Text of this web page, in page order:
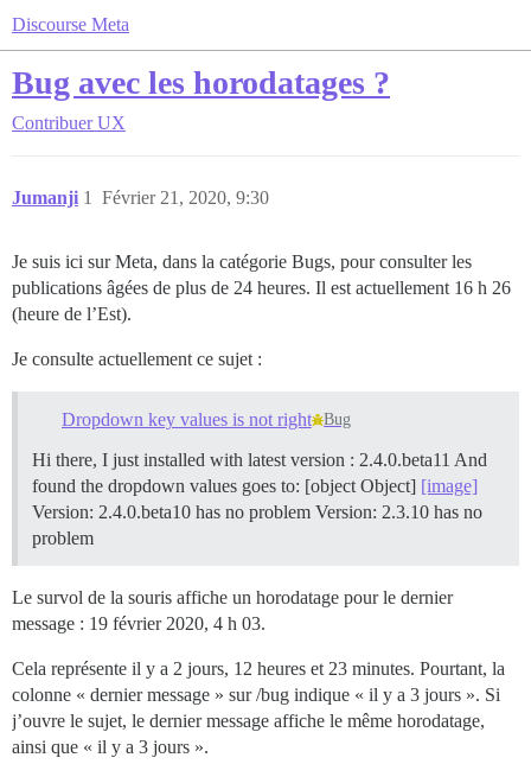
Discourse Meta
Bug avec les horodatages ?
Contribuer UX
Jumanji Février 21, 2020, 9:30
1
Je suis ici sur Meta, dans la catégorie Bugs, pour consulter les
publications âgées de plus de 24 heures. Il est actuellement 16 h 26
(heure de l’Est).
Je consulte actuellement ce sujet :
Dropdown key values is not right Bug
Hi there, I just installed with latest version : 2.4.0.beta11 And
found the dropdown values goes to: [object Object] [image]
Version: 2.4.0.beta10 has no problem Version: 2.3.10 has no
problem
Le survol de la souris affiche un horodatage pour le dernier
message : 19 février 2020, 4 h 03.
Cela représente il y a 2 jours, 12 heures et 23 minutes. Pourtant, la
colonne « dernier message » sur /bug indique « il y a 3 jours ». Si
j’ouvre le sujet, le dernier message affiche le même horodatage,
ainsi que « il y a 3 jours ».